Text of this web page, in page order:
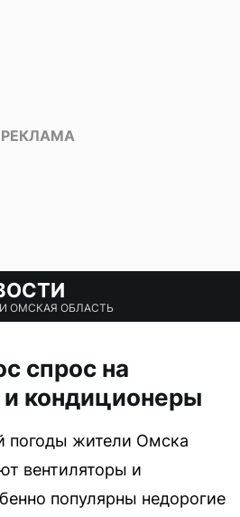
ОМСКАЯ ОБЛАСТЬ
спрос на
кондиционеры
погоды жители Омска
вентиляторы и
популярны недорогие